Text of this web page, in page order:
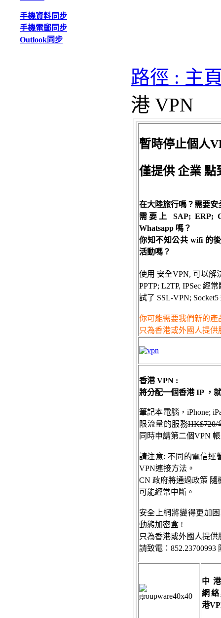
手機資料同步
手機電郵同步
Outlook同步
路徑 : 主
港 VPN
暫時停止個人
僅提供 企業 點
在大陸旅行嗎？需要安
需要上 SAP; ERP;
Whatsapp 嗎？
你知不知公共 wifi 的
活動嗎？
使用 安全VPN, 可以解
PPTP; L2TP, IPSec 經
試了 SSL-VPN;
你可能需要我們新的
只為香港或外國人提供
香港 VPN :
將分配一個香港 IP ，
筆記本電腦，iPhone;
限流量的服務HK$720/
同時申請第二個VPN
請注意: 不同的電信運
VPN連接方法。
CN 政府將通過政策 隨
可能經常中斷。
安全上網將變得更加
動態加密盒 !
只為香港或外國人提供
請致電：
中
網
港